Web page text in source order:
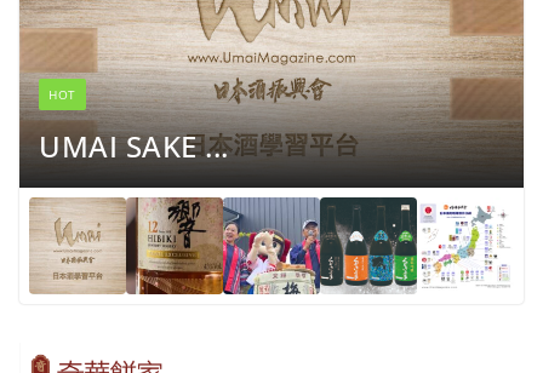
HOT
UMAI SAKE ...